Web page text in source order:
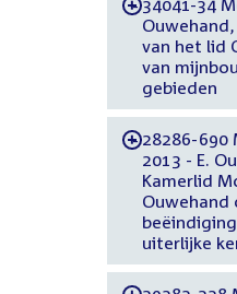
-34041-34
van het lid
van
gebieden
-28286-690
2013 - E.
Kamerlid
Ouwehand
uiterlijke